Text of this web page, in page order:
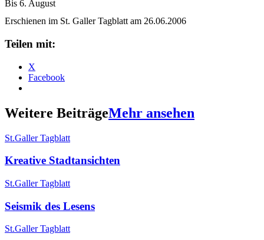
Bis 6. August
Erschienen im St. Galler Tagblatt am 26.06.2006
Teilen mit:
X
Facebook
Weitere BeiträgeMehr ansehen
St.Galler Tagblatt
Kreative Stadtansichten
St.Galler Tagblatt
Seismik des Lesens
St.Galler Tagblatt